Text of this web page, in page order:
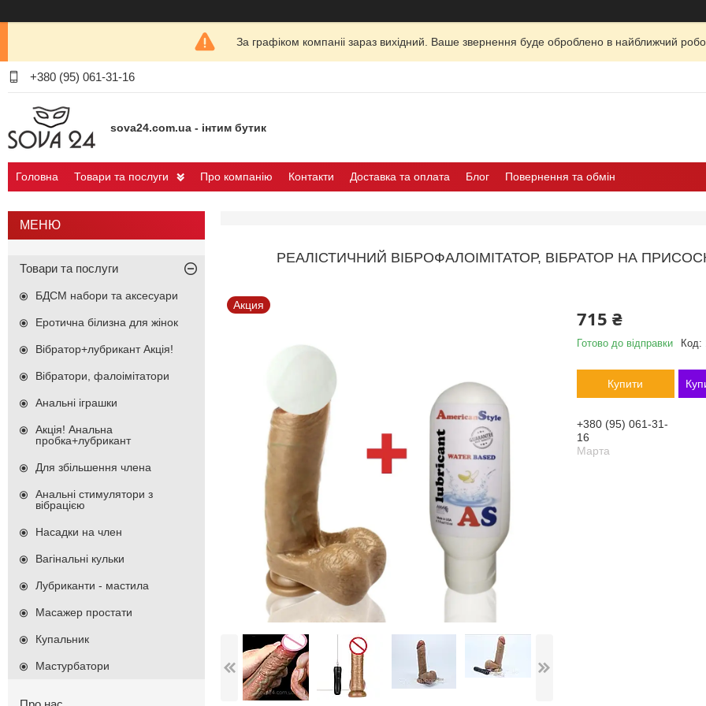
За графіком компаніі зараз вихідний. Ваше звернення буде оброблено в найближчий
+380 (95) 061-31-16
sova24.com.ua - інтим бутик
Головна Товари та послуги Про компанію Контакти Доставка та оплата Блог Повернення та обмін
РЕАЛІСТИЧНИЙ ВІБРОФАЛОІМІТАТОР, ВІБРАТОР НА
Акция
715 ₴
Готово до відправки Код:
Купити
+380 (95) 061-31-
16
Марта
Товари та послуги
БДСМ набори та аксесуари
Еротична білизна для жінок
Вібратор+лубрикант Акція!
Вібратори, фалоімітатори
Анальні іграшки
Акція! Анальна
пробка+лубрикант
Для збільшення члена
Анальні стимулятори з
вібрацією
Насадки на член
Вагінальні кульки
Лубриканти - мастила
Масажер простати
Купальник
Мастурбатори